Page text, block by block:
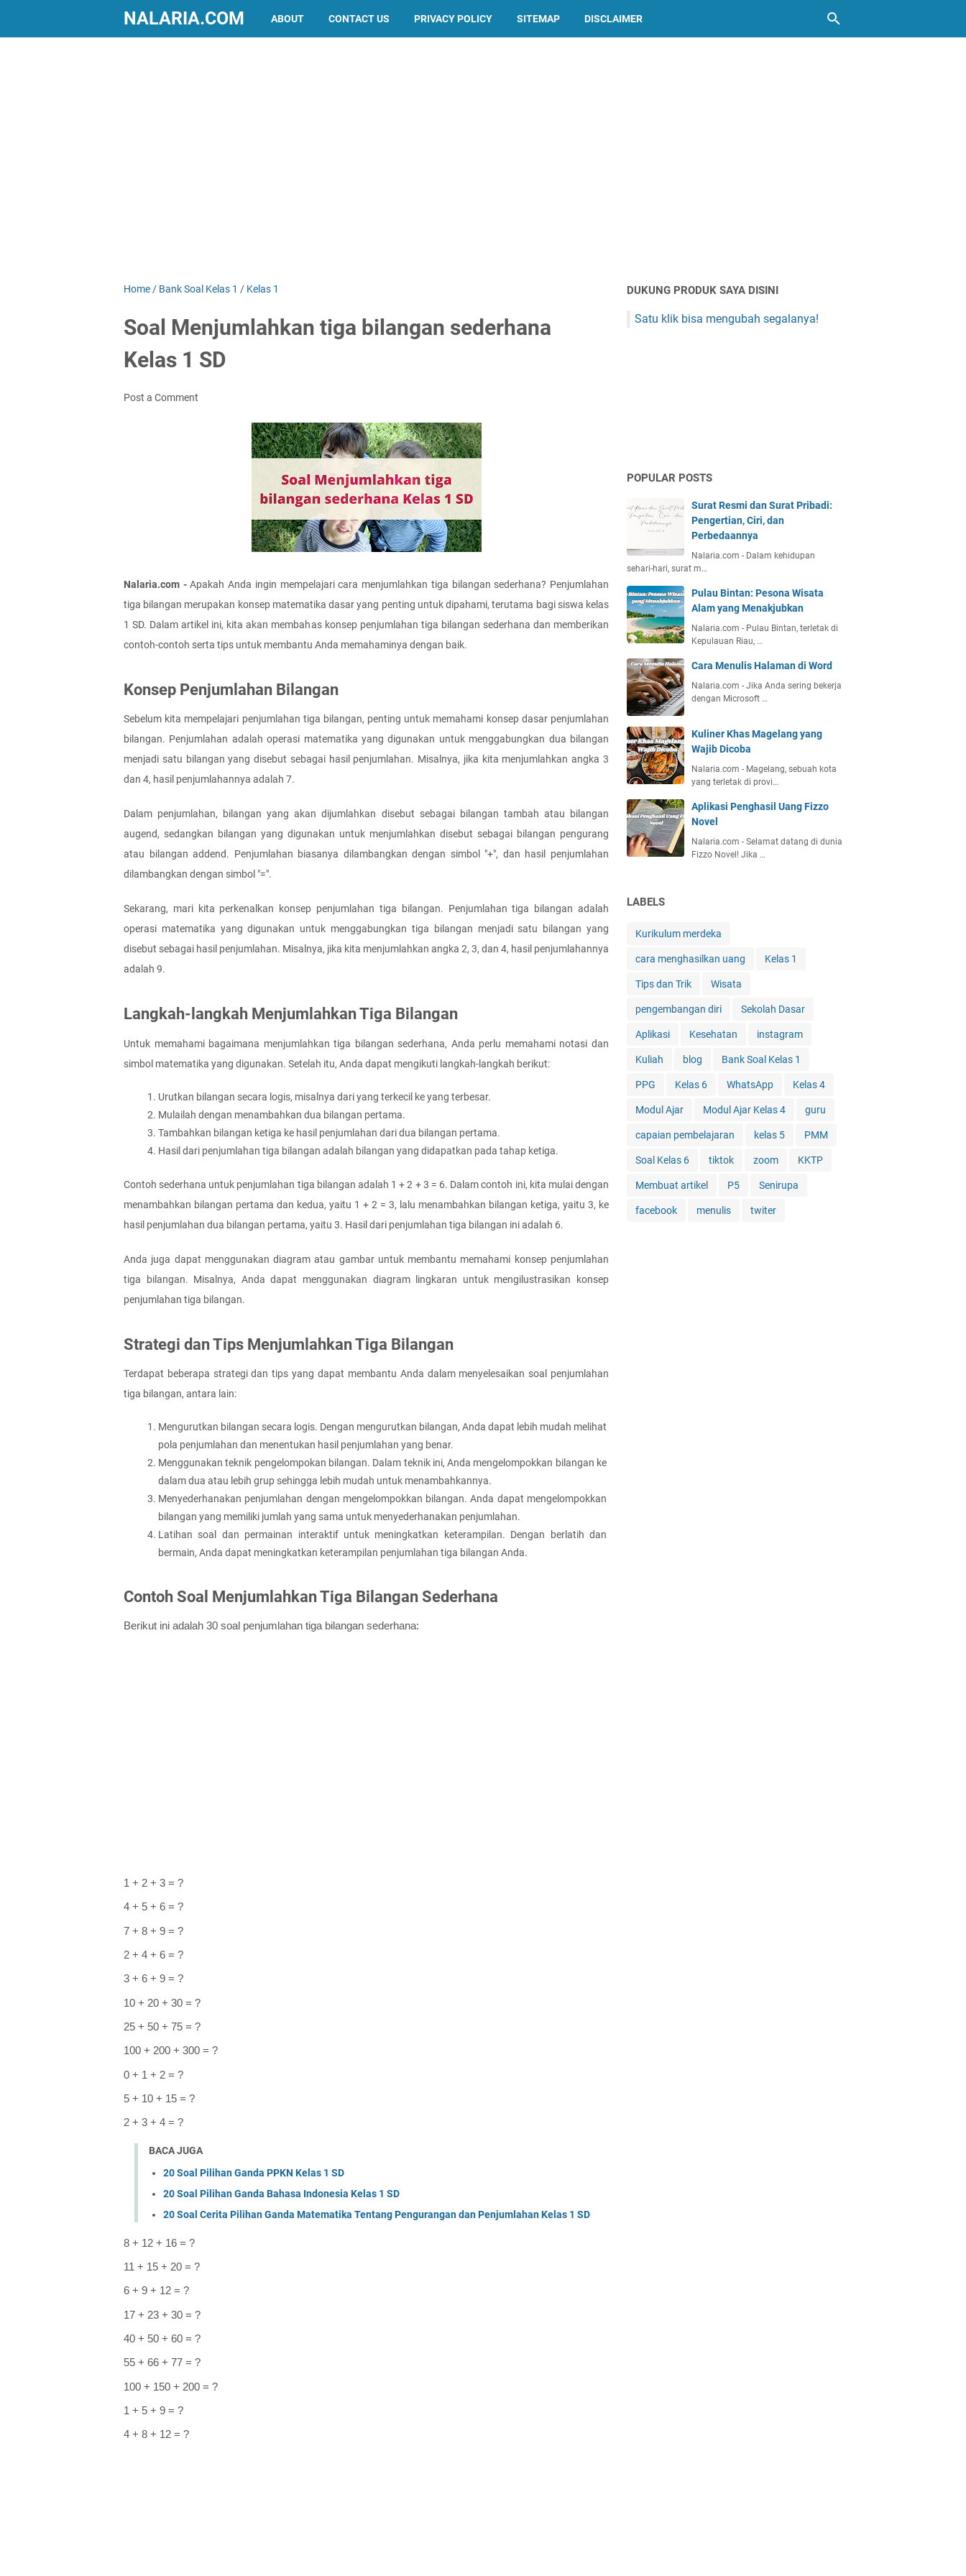
NALARIA.COM ABOUT CONTACT US PRIVACY POLICY SITEMAP DISCLAIMER
Home / Bank Soal Kelas 1 / Kelas 1
Soal Menjumlahkan tiga bilangan sederhana
Kelas 1 SD
Post a Comment
Nalaria.com - Apakah Anda ingin mempelajari cara menjumlahkan tiga bilangan sederhana? Penjumlahan
tiga bilangan merupakan konsep matematika dasar yang penting untuk dipahami, terutama bagi siswa kelas
1 SD. Dalam artikel ini, kita akan membahas konsep penjumlahan tiga bilangan sederhana dan memberikan
contoh-contoh serta tips untuk membantu Anda memahaminya dengan baik.
Konsep Penjumlahan Bilangan
Sebelum kita mempelajari penjumlahan tiga bilangan, penting untuk memahami konsep dasar penjumlahan
bilangan. Penjumlahan adalah operasi matematika yang digunakan untuk menggabungkan dua bilangan
menjadi satu bilangan yang disebut sebagai hasil penjumlahan. Misalnya, jika kita menjumlahkan angka 3
dan 4, hasil penjumlahannya adalah 7.
Dalam penjumlahan, bilangan yang akan dijumlahkan disebut sebagai bilangan tambah atau bilangan
augend, sedangkan bilangan yang digunakan untuk menjumlahkan disebut sebagai bilangan pengurang
atau bilangan addend. Penjumlahan biasanya dilambangkan dengan simbol "+", dan hasil penjumlahan
dilambangkan dengan simbol "=".
Sekarang, mari kita perkenalkan konsep penjumlahan tiga bilangan. Penjumlahan tiga bilangan adalah
operasi matematika yang digunakan untuk menggabungkan tiga bilangan menjadi satu bilangan yang
disebut sebagai hasil penjumlahan. Misalnya, jika kita menjumlahkan angka 2, 3, dan 4, hasil penjumlahannya
adalah 9.
Langkah-langkah Menjumlahkan Tiga Bilangan
Untuk memahami bagaimana menjumlahkan tiga bilangan sederhana, Anda perlu memahami notasi dan
simbol matematika yang digunakan. Setelah itu, Anda dapat mengikuti langkah-langkah berikut:
Urutkan bilangan secara logis, misalnya dari yang terkecil ke yang terbesar.
Mulailah dengan menambahkan dua bilangan pertama.
Tambahkan bilangan ketiga ke hasil penjumlahan dari dua bilangan pertama.
Hasil dari penjumlahan tiga bilangan adalah bilangan yang didapatkan pada tahap ketiga.
Contoh sederhana untuk penjumlahan tiga bilangan adalah 1 + 2 + 3 = 6. Dalam contoh ini, kita mulai dengan
menambahkan bilangan pertama dan kedua, yaitu 1 + 2 = 3, lalu menambahkan bilangan ketiga, yaitu 3, ke
hasil penjumlahan dua bilangan pertama, yaitu 3. Hasil dari penjumlahan tiga bilangan ini adalah 6.
Anda juga dapat menggunakan diagram atau gambar untuk membantu memahami konsep penjumlahan
tiga bilangan. Misalnya, Anda dapat menggunakan diagram lingkaran untuk mengilustrasikan konsep
penjumlahan tiga bilangan.
Strategi dan Tips Menjumlahkan Tiga Bilangan
Terdapat beberapa strategi dan tips yang dapat membantu Anda dalam menyelesaikan soal penjumlahan
tiga bilangan, antara lain:
Mengurutkan bilangan secara logis. Dengan mengurutkan bilangan, Anda dapat lebih mudah melihat
pola penjumlahan dan menentukan hasil penjumlahan yang benar.
Menggunakan teknik pengelompokan bilangan. Dalam teknik ini, Anda mengelompokkan bilangan ke
dalam dua atau lebih grup sehingga lebih mudah untuk menambahkannya.
Menyederhanakan penjumlahan dengan mengelompokkan bilangan. Anda dapat mengelompokkan
bilangan yang memiliki jumlah yang sama untuk menyederhanakan penjumlahan.
Latihan soal dan permainan interaktif untuk meningkatkan keterampilan. Dengan berlatih dan
bermain, Anda dapat meningkatkan keterampilan penjumlahan tiga bilangan Anda.
Contoh Soal Menjumlahkan Tiga Bilangan Sederhana
Berikut ini adalah 30 soal penjumlahan tiga bilangan sederhana:
1 + 2 + 3 = ?
4 + 5 + 6 = ?
7 + 8 + 9 = ?
2 + 4 + 6 = ?
3 + 6 + 9 = ?
10 + 20 + 30 = ?
25 + 50 + 75 = ?
100 + 200 + 300 = ?
0 + 1 + 2 = ?
5 + 10 + 15 = ?
2 + 3 + 4 = ?
BACA JUGA
20 Soal Pilihan Ganda PPKN Kelas 1 SD
20 Soal Pilihan Ganda Bahasa Indonesia Kelas 1 SD
20 Soal Cerita Pilihan Ganda Matematika Tentang Pengurangan dan Penjumlahan Kelas 1 SD
8 + 12 + 16 = ?
11 + 15 + 20 = ?
6 + 9 + 12 = ?
17 + 23 + 30 = ?
40 + 50 + 60 = ?
55 + 66 + 77 = ?
100 + 150 + 200 = ?
1 + 5 + 9 = ?
4 + 8 + 12 = ?
DUKUNG PRODUK SAYA DISINI
Satu klik bisa mengubah segalanya!
POPULAR POSTS
Surat Resmi dan Surat Pribadi:
Pengertian, Ciri, dan
Perbedaannya
Nalaria.com - Dalam kehidupan
sehari-hari, surat m…
Pulau Bintan: Pesona Wisata
Alam yang Menakjubkan
Nalaria.com - Pulau Bintan, terletak di
Kepulauan Riau, …
Cara Menulis Halaman di Word
Nalaria.com - Jika Anda sering bekerja
dengan Microsoft …
Kuliner Khas Magelang yang
Wajib Dicoba
Nalaria.com - Magelang, sebuah kota
yang terletak di provi…
Aplikasi Penghasil Uang Fizzo
Novel
Nalaria.com - Selamat datang di dunia
Fizzo Novel! Jika …
LABELS
Kurikulum merdeka
cara menghasilkan uang Kelas 1
Tips dan Trik Wisata
pengembangan diri Sekolah Dasar
Aplikasi Kesehatan instagram
Kuliah blog Bank Soal Kelas 1
PPG Kelas 6 WhatsApp Kelas 4
Modul Ajar Modul Ajar Kelas 4 guru
capaian pembelajaran kelas 5 PMM
Soal Kelas 6 tiktok zoom KKTP
Membuat artikel P5 Senirupa
facebook menulis twiter